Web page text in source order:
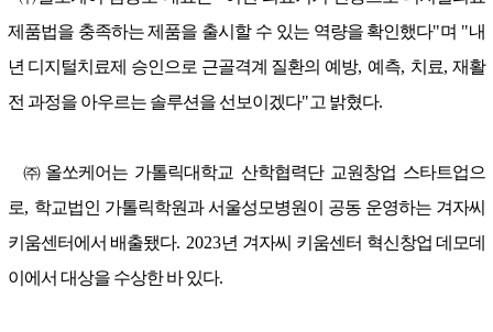
제품법을 충족하는 제품을 출시할 수 있는 역량을 확인했다"며 "내
년 디지털치료제 승인으로 근골격계 질환의 예방, 예측, 치료,재활
전 과정을 아우르는 솔루션을 선보이겠다"고 밝혔다.
㈜ 올쏘케어는 가톨릭대학교 산학협력단 교원창업 스타트업으
로, 학교법인 가톨릭학원과 서울성모병원이 공동 운영하는 겨자씨
키움센터에서 배출됐다. 2023년 겨자씨 키움센터 혁신창업 데모데
이에서 대상을 수상한 바 있다.